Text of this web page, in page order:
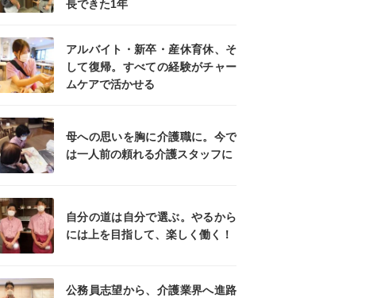
長できた1年
アルバイト・新卒・産休育休、そ
して復帰。すべての経験がチャー
ムケアで活かせる
母への思いを胸に介護職に。今で
は一人前の頼れる介護スタッフに
自分の道は自分で選ぶ。やるから
には上を目指して、楽しく働く！
公務員志望から、介護業界へ進路